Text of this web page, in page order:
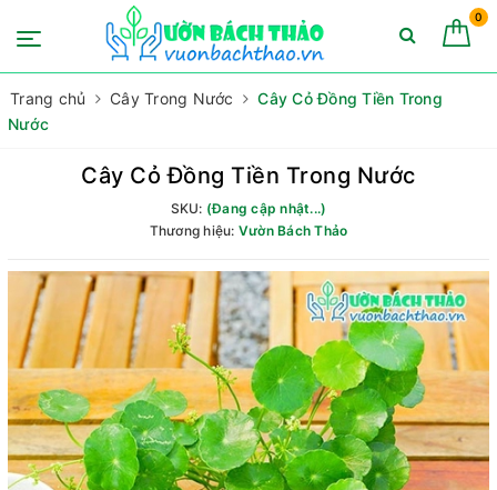
0
Trang chủ Cây Trong Nước
Cây Cỏ Đồng Tiền Trong
Nước
Cây Cỏ Đồng Tiền Trong Nước
SKU: (Đang cập nhật...)
Thương hiệu: Vườn Bách Thảo